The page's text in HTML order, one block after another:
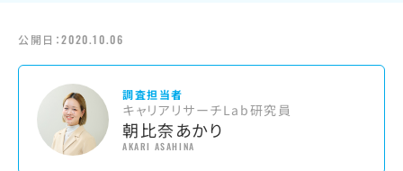
公開日：2020.10.06
調査担当者
キャリアリサーチLab研究員
朝比奈あかり
AKARI ASAHINA